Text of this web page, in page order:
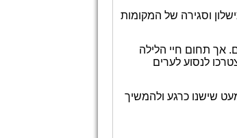
וסגירה של המקומות
אך תחום חיי הלילה
לנסוע לערים
שישנו כרגע ולהמשיך